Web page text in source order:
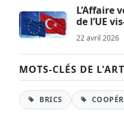
L’Affaire
de l’UE
22 avril 2026
MOTS-CLÉS DE
BRICS